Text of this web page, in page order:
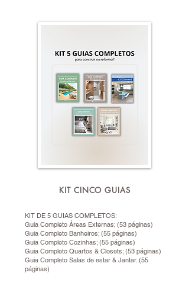
KIT CINCO GUIAS
KIT DE 5 GUIAS COMPLETOS:
Guia Completo Áreas Externas; (53 páginas)
Guia Completo Banheiros; (55 páginas)
Guia Completo Cozinhas; (55 páginas)
Guia Completo Quartos & Closets; (53 páginas)
Guia Completo Salas de estar & Jantar. (55
páginas)